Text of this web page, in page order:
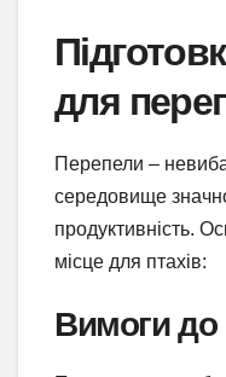
для
Перепели –
середовище
продуктивність.
місце для птахів:
Вимоги до